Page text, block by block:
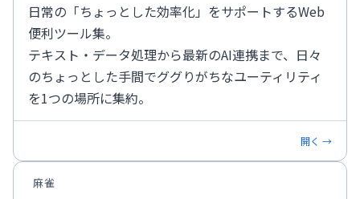
日常の「ちょっとした効率化」をサポートするWeb
便利ツール集。
テキスト・データ処理から最新のAI連携まで、日々
のちょっとした手間でググりがちなユーティリティ
を1つの場所に集約。
開く →
麻雀